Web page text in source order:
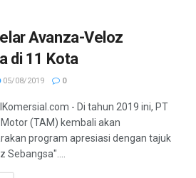
Avanza-Veloz
di 11 Kota
05/08/2019 0
- Di tahun 2019 ini, PT
(TAM) kembali akan
program apresiasi dengan tajuk
Sebangsa"....